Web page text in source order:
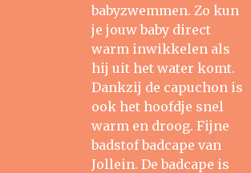
babyzwemmen. Zo kun
je jouw baby direct
warm inwikkelen als
hij uit het water komt.
Dankzij de capuchon is
ook het hoofdje snel
warm en droog. Fijne
badstof badcape van
Jollein. De badcape is